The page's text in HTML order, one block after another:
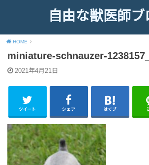
自由な獣医師ブ
HOME
miniature-schnauzer-
2021年4月21日
ツイート シェア はてブ